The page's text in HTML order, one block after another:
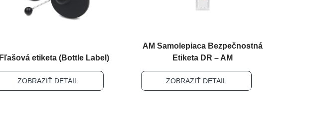
Fľašová etiketa (Bottle Label)
ZOBRAZIŤ DETAIL
AM Samolepiaca Bezpečnostná
Etiketa DR – AM
ZOBRAZIŤ DETAIL